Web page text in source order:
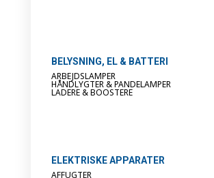
BELYSNING, EL & BATTERI
ARBEJDSLAMPER
HÅNDLYGTER & PANDELAMPER
LADERE & BOOSTERE
ELEKTRISKE APPARATER
AFFUGTER